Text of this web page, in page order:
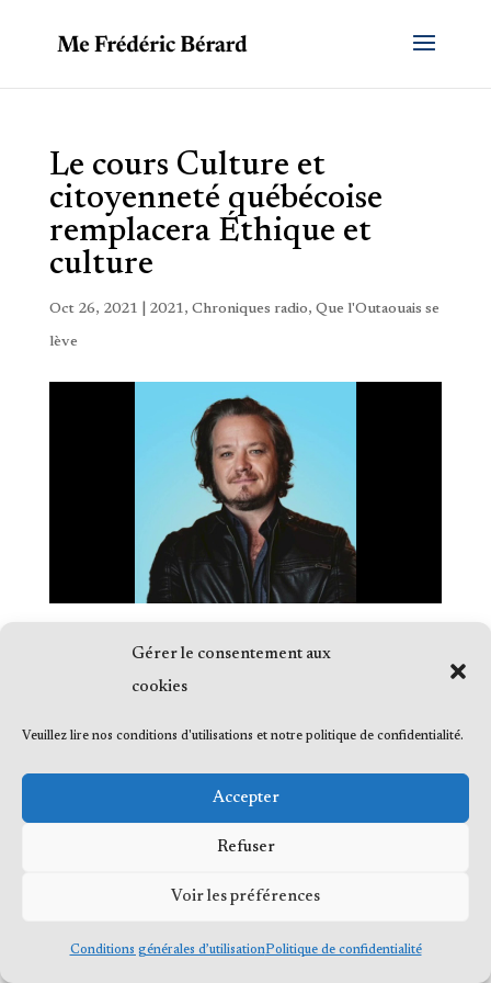
Gérer le consentement aux
cookies
Veuillez lire nos conditions d'utilisations et notre politique de confidentialité.
Accepter
Refuser
Voir les préférences
Conditions générales d’utilisationPolitique de confidentialité
Le cours Culture et
citoyenneté québécoise
remplacera Éthique et
culture
Oct 26, 2021 2021, Chroniques radio, Que l'Outaouais se
lève
© 2023 Me Frédéric Bérard, tous droits
réservés